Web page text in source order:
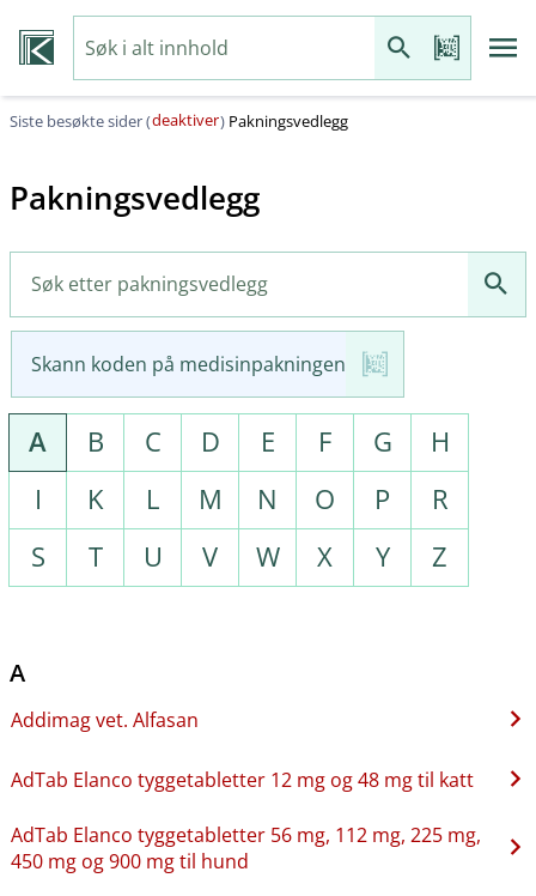
Siste besøkte sider (deaktiver) Pakningsvedlegg
Pakningsvedlegg
Skann koden på medisinpakningen
A B C D E F G
H
I
K L M N O P
R
S
T U V W X Y Z
A
Addimag vet. Alfasan
AdTab Elanco tyggetabletter 12 mg og 48 mg til katt
AdTab Elanco tyggetabletter 56 mg, 112 mg, 225 mg,
450 mg og 900 mg til hund